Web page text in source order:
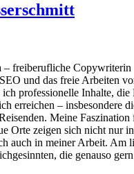
freiberufliche Copywriterin
und das freie Arbeiten
ich professionelle Inhalte,
erreichen – insbesondere
Meine Faszination
Orte zeigen sich nicht nur
auch in meiner Arbeit. Am
die genauso